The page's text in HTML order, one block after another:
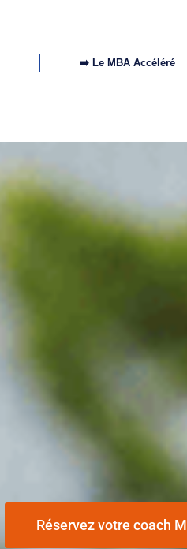
➡️ Le MBA Accéléré
Réservez votre coach